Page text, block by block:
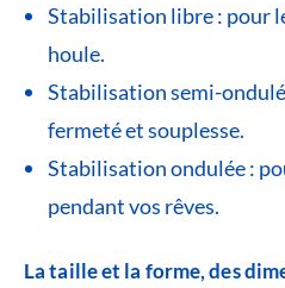
Stabilisation libre : pour
houle.
Stabilisation semi-
fermeté et souplesse.
Stabilisation ondulée :
pendant vos rêves.
La taille et la forme, des